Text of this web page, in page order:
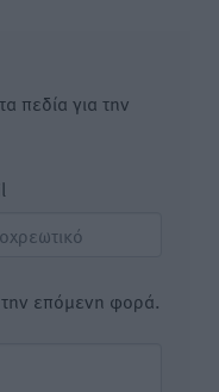
πεδία για την
την επόμενη φορά.